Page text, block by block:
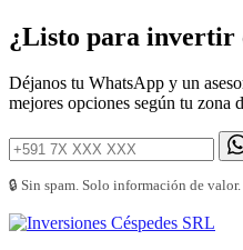
¿Listo para invertir
Déjanos tu WhatsApp y un
mejores opciones según tu zona
🔒 Sin spam. Solo información de valor.